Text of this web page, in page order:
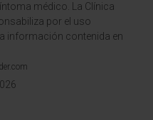
médico. La Clínica
por el uso
información contenida en